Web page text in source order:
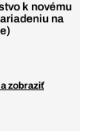
k novému
na
zobraziť